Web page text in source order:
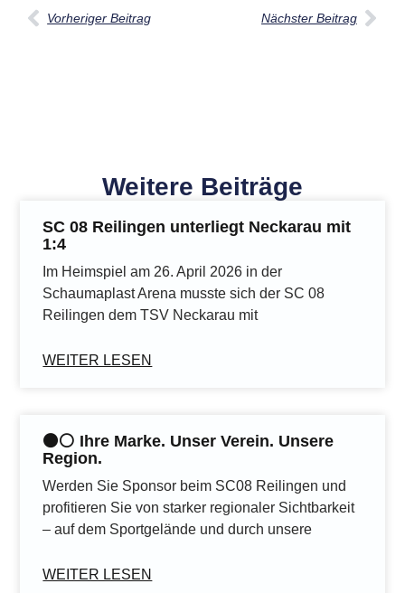
Vorheriger Beitrag Nächster Beitrag
Weitere Beiträge
SC 08 Reilingen unterliegt Neckarau mit
1:4
Im Heimspiel am 26. April 2026 in der
Schaumaplast Arena musste sich der SC 08
Reilingen dem TSV Neckarau mit
WEITER LESEN
⚫️⚪️ Ihre Marke. Unser Verein. Unsere
Region.
Werden Sie Sponsor beim SC08 Reilingen und
profitieren Sie von starker regionaler Sichtbarkeit
– auf dem Sportgelände und durch unsere
WEITER LESEN